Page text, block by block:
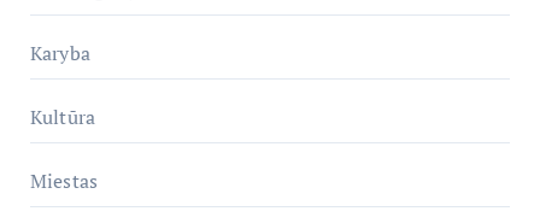
Karyba
Kultūra
Miestas